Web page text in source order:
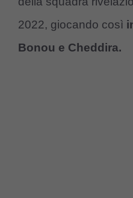
2022, giocando così
Bonou e Cheddira.